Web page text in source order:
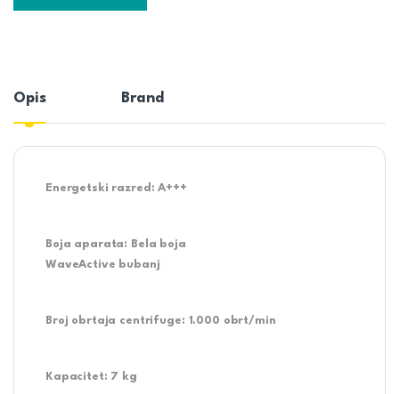
Opis Brand
Energetski razred:A+++
Boja aparata:
Bela boja
WaveActive bubanj
Broj obrtaja centrifuge: 1.000 obrt/min
Kapacitet: 7 kg